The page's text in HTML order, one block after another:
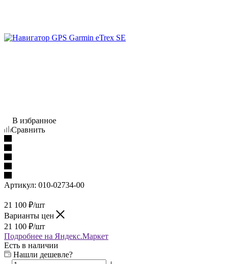
В избранное
Сравнить
Артикул: 010-02734-00
21 100 ₽/шт
Варианты цен
21 100 ₽/шт
Подробнее на Яндекс.Маркет
Есть в наличии
Нашли дешевле?